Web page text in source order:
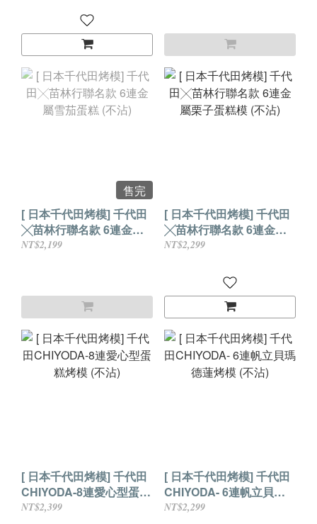
售完
[ 日本千代田烤模] 千代田
╳苗林行聯名款 6連金屬
雪茄蛋糕 (不沾)
NT$2,199
[ 日本千代田烤模] 千代田
╳苗林行聯名款 6連金屬
栗子蛋糕模 (不沾)
NT$2,299
[ 日本千代田烤模] 千代田
CHIYODA-8連愛心型蛋糕
烤模 (不沾)
NT$2,399
[ 日本千代田烤模] 千代田
CHIYODA- 6連帆立貝瑪
NT$2,299